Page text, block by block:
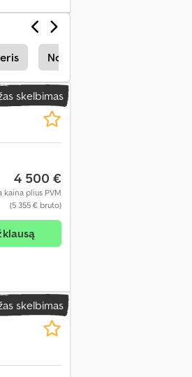
Nooteboom Ft
skelbimas
4 500 €
kaina plius PVM
(5 355 € bruto)
skelbimas